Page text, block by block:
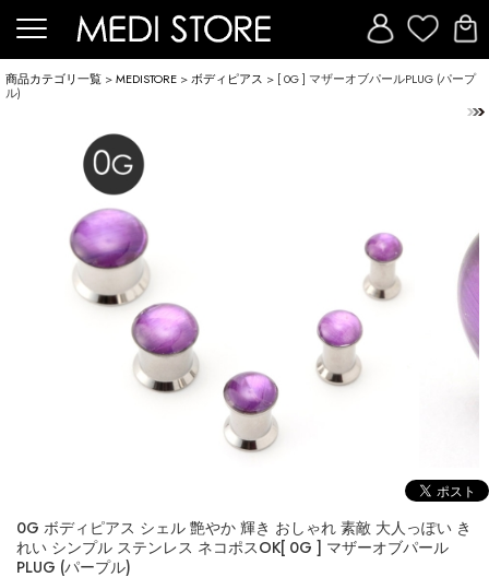
商品カテゴリ一覧 >MEDISTORE >ボディピアス > [ 0G ] マザーオブパールPLUG (パープ
ル)
0G ボディピアス シェル 艶やか 輝き おしゃれ 素敵 大人っぽい き
れい シンプル ステンレス ネコポスOK[ 0G ] マザーオブパール
PLUG (パープル)